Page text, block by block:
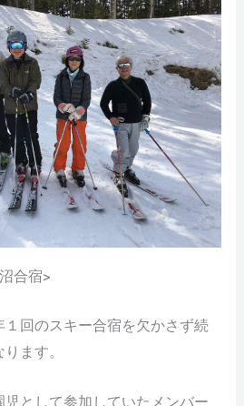
合宿>
１回のスキー合宿を欠かさず続
ます。
として参加していたメンバー